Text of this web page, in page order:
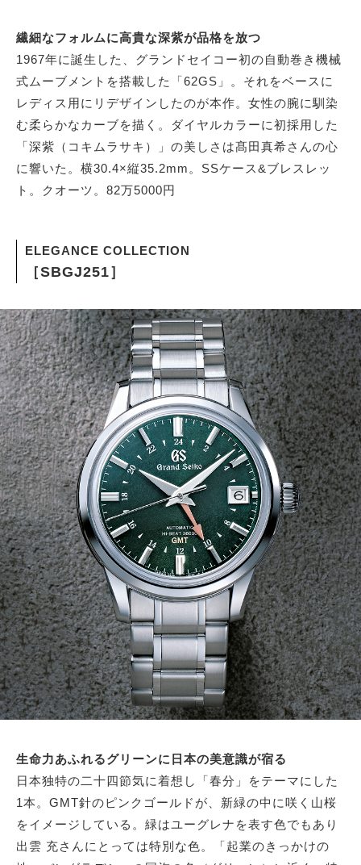
繊細なフォルムに高貴な深紫が品格を放つ
1967年に誕生した、グランドセイコー初の自動巻き機械
式ムーブメントを搭載した「62GS」。それをベースに
レディス用にリデザインしたのが本作。女性の腕に馴染
む柔らかなカーブを描く。ダイヤルカラーに初採用した
「深紫（コキムラサキ）」の美しさは髙田真希さんの心
に響いた。横30.4×縦35.2mm。SSケース&ブレスレッ
ト。クオーツ。82万5000円
ELEGANCE COLLECTION
［SBGJ251］
生命力あふれるグリーンに日本の美意識が宿る
日本独特の二十四節気に着想し「春分」をテーマにした
1本。GMT針のピンクゴールドが、新緑の中に咲く山桜
をイメージしている。緑はユーグレナを表す色でもあり
出雲 充さんにとっては特別な色。「起業のきっかけの